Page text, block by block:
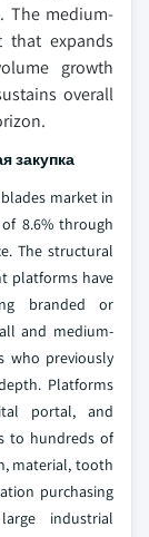
The medium-
expands
growth
overall
закупка
market in
8.6% through
The structural
platforms have
branded or
and medium-
who previously
Platforms
portal, and
to hundreds of
material, tooth
purchasing
industrial